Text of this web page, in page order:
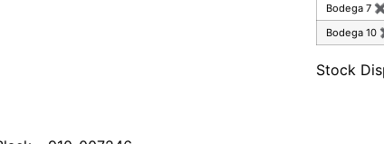
Bodega 7
Bodega 10
Stock